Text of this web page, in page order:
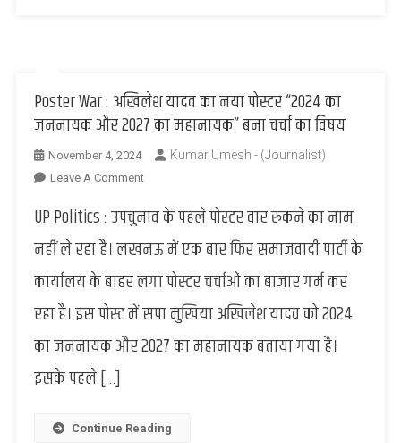
प्रसाद
INDIA
गठबंधन
पर
निशाना
Poster War : अखिलेश यादव का नया पोस्टर “2024 का
जननायक और 2027 का महानायक” बना चर्चा का विषय
November 4, 2024 Kumar Umesh - (Journalist)
Leave A CommentOn
War
अखिलेश
यादव
नया
पोस्टर
और
UP Politics : उपचुनाव के पहले पोस्टर वार रुकने का नाम
नहीं ले रहा है। लखनऊ में एक बार फिर समाजवादी पार्टी के
कार्यालय के बाहर लगा पोस्टर चर्चाओं का बाजार गर्म कर
रहा है। इस पोस्ट में सपा मुखिया अखिलेश यादव को 2024
का जननायक और 2027 का महानायक बताया गया है।
इसके पहले […]
Continue Reading